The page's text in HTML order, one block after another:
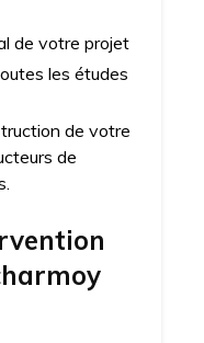
de votre projet
les études
de votre
de